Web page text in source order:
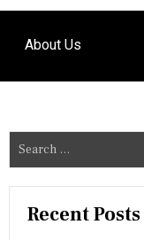
About Us
e
a
Recent Posts